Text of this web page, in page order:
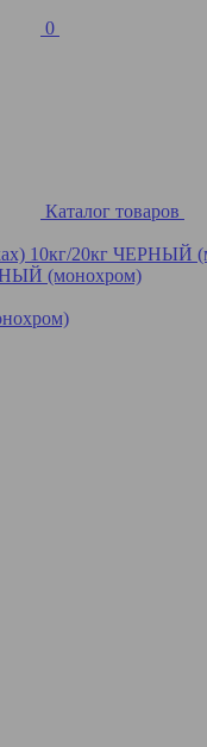
0
Каталог товаров
10кг/20кг ЧЕРНЫЙ
(монохром)